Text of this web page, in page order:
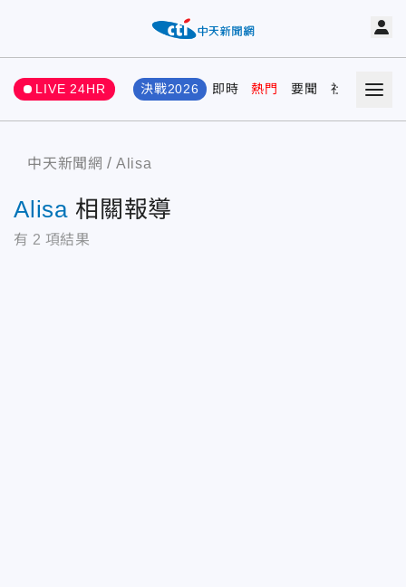
LIVE 24HR 決戰2026 即時 熱門 要聞 社會 娛樂
中天新聞網 Alisa
Alisa 相關報導
有 2 項結果